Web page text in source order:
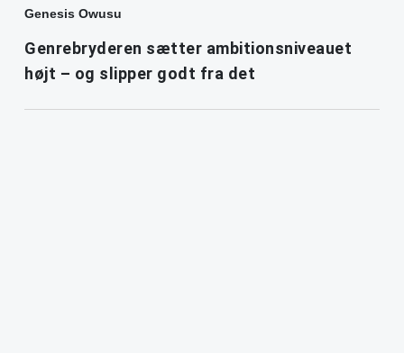
Genesis Owusu
Genrebryderen sætter ambitionsniveauet
højt – og slipper godt fra det